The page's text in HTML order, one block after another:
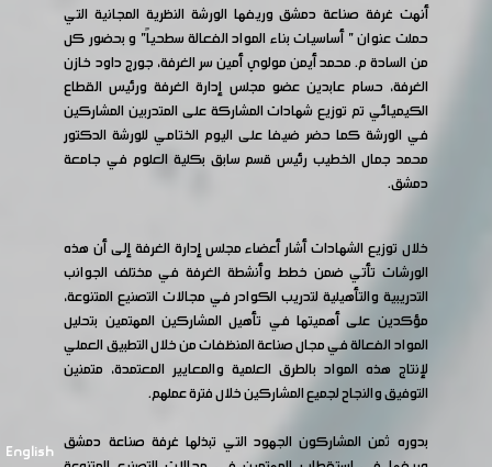
English
أنهت غرفة صناعة دمشق وريفها الورشة النظرية المجانية التي
حملت عنوان " أساسيات بناء المواد الفعالة سطحياً" و بحضور كل
من السادة م. محمد أيمن مولوي أمين سر الغرفة، جورج داود خازن
الغرفة، حسام عابدين عضو مجلس إدارة الغرفة ورئيس القطاع
الكيميائي تم توزيع شهادات المشاركة على المتدربين المشاركين
في الورشة كما حضر ضيفا على اليوم الختامي للورشة الدكتور
محمد جمال الخطيب رئيس قسم سابق بكلية العلوم في جامعة
دمشق.
خلال توزيع الشهادات أشار أعضاء مجلس إدارة الغرفة إلى أن هذه
الورشات تأتي ضمن خطط وأنشطة الغرفة في مختلف الجوانب
التدريبية والتأهيلية لتدريب الكوادر في مجالات التصنيع المتنوعة،
مؤكدين على أهميتها في تأهيل المشاركين المهتمين بتحليل
المواد الفعالة في مجال صناعة المنظفات من خلال التطبيق العملي
لإنتاج هذه المواد بالطرق العلمية والمعايير المعتمدة، متمنين
التوفيق والنجاح لجميع المشاركين خلال فترة عملهم.
بدوره ثمن المشاركون الجهود التي تبذلها غرفة صناعة دمشق